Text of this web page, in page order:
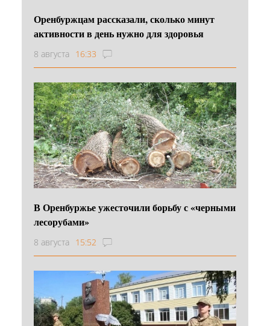
Оренбуржцам рассказали, сколько минут
активности в день нужно для здоровья
8 августа 16:33
В Оренбуржье ужесточили борьбу с «черными
лесорубами»
8 августа 15:52